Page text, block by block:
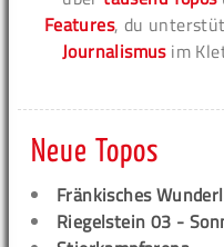
Features, du
Journalismusim
Neue Topos
Fränkisches
Riegelstein 03 -